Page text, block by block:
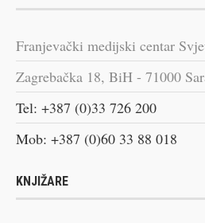
Franjevački medijski centar
Zagrebačka 18, BiH - 71000
Tel: +387 (0)33 726 200
Mob: +387 (0)60 33 88 018
KNJIŽARE